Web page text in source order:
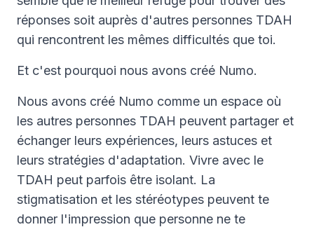
réponses soit auprès d'autres personnes TDAH
qui rencontrent les mêmes difficultés que toi.
Et c'est pourquoi nous avons créé Numo.
Nous avons créé Numo comme un espace où
les autres personnes TDAH peuvent partager et
échanger leurs expériences, leurs astuces et
leurs stratégies d'adaptation. Vivre avec le
TDAH peut parfois être isolant. La
stigmatisation et les stéréotypes peuvent te
donner l'impression que personne ne te